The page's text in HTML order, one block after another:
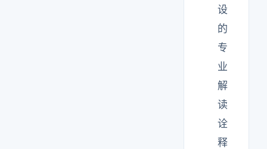
设
的
专
业
解
读
诠
释